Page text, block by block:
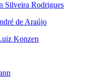
Silveira Rodrigues
de Araújo
Konzen